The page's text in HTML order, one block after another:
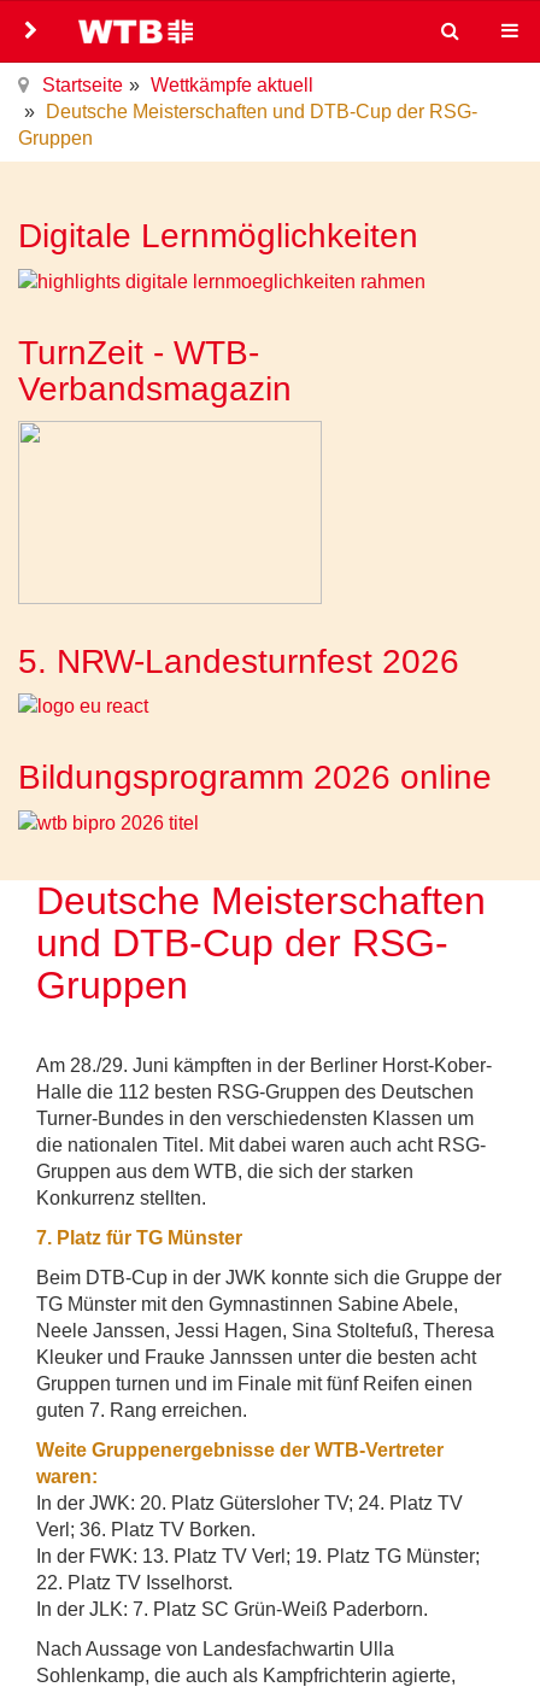
Startseite
Wettkämpfe aktuell
Deutsche Meisterschaften und DTB-Cup der RSG-
Gruppen
Digitale Lernmöglichkeiten
TurnZeit - WTB-
Verbandsmagazin
5. NRW-Landesturnfest 2026
Bildungsprogramm 2026 online
Deutsche Meisterschaften
und DTB-Cup der RSG-
Gruppen
Am 28./29. Juni kämpften in der Berliner Horst-Kober-
Halle die 112 besten RSG-Gruppen des Deutschen
Turner-Bundes in den verschiedensten Klassen um
die nationalen Titel. Mit dabei waren auch acht RSG-
Gruppen aus dem WTB, die sich der starken
Konkurrenz stellten.
7. Platz für TG Münster
Beim DTB-Cup in der JWK konnte sich die Gruppe der
TG Münster mit den Gymnastinnen Sabine Abele,
Neele Janssen, Jessi Hagen, Sina Stoltefuß, Theresa
Kleuker und Frauke Jannssen unter die besten acht
Gruppen turnen und im Finale mit fünf Reifen einen
guten 7. Rang erreichen.
Weite Gruppenergebnisse der WTB-Vertreter
waren:
In der JWK: 20. Platz Gütersloher TV; 24. Platz TV
Verl; 36. Platz TV Borken.
In der FWK: 13. Platz TV Verl; 19. Platz TG Münster;
22. Platz TV Isselhorst.
In der JLK: 7. Platz SC Grün-Weiß Paderborn.
Nach Aussage von Landesfachwartin Ulla
Sohlenkamp, die auch als Kampfrichterin agierte,